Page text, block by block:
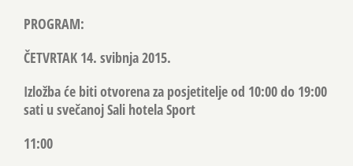
PROGRAM:
ČETVRTAK 14. svibnja 2015.
Izložba će biti otvorena za posjetitelje od 10:00 do 19:00
sati u svečanoj Sali hotela Sport
11:00